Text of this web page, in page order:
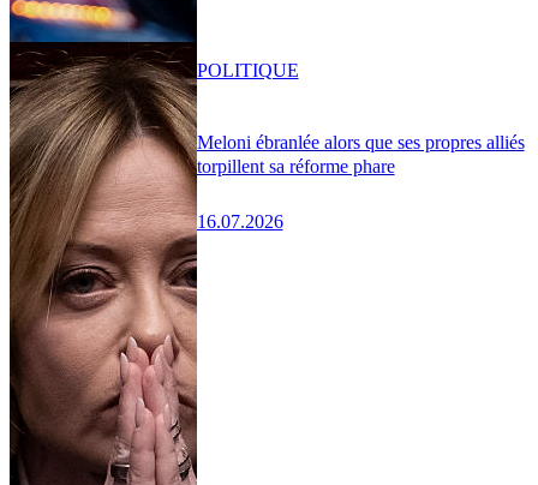
Meloni ébranlée alors que ses propres alliés
torpillent sa réforme phare
16.07.2026
POLITIQUE